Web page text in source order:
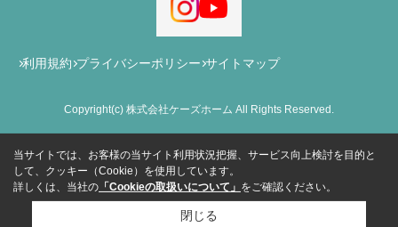
利用規約 プライバシーポリシー サイトマップ
Copyright(c) 株式会社ケーズホーム All Rights Reserved.
当サイトでは、お客様の当サイト利用状況把握、サービス向上検討を目的と
して、クッキー（Cookie）を使用しています。
詳しくは、当社の 「Cookieの取扱いについて」 をご確認ください。
閉じる